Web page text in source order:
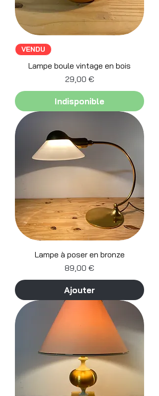
VENDU
Lampe boule vintage en bois
Prix
29,00 €
Indisponible
Lampe à poser en bronze
Prix
89,00 €
Ajouter